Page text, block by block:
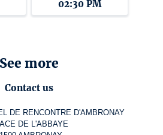
02:30 PM
See more
Contact us
DE RENCONTRE D'AMBRONAY
DE L'ABBAYE